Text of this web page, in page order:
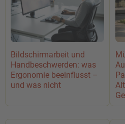
Bildschirmarbeit und
Handbeschwerden: was
Ergonomie beeinflusst –
und was nicht